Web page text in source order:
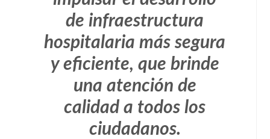
de infraestructura
hospitalaria más segura
y eficiente, que brinde
una atención de
calidad a todos los
ciudadanos.